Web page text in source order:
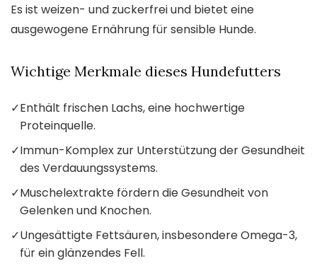
Es ist weizen- und zuckerfrei und bietet eine
ausgewogene Ernährung für sensible Hunde.
Wichtige Merkmale dieses Hundefutters
✓Enthält frischen Lachs, eine hochwertige
Proteinquelle.
✓Immun-Komplex zur Unterstützung der Gesundheit
des Verdauungssystems.
✓Muschelextrakte fördern die Gesundheit von
Gelenken und Knochen.
✓Ungesättigte Fettsäuren, insbesondere Omega-3,
für ein glänzendes Fell.